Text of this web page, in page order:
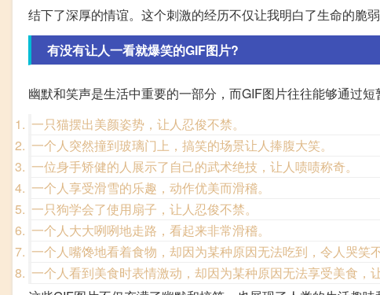
结下了深厚的情谊。这个刺激的经历不仅让我明白了生命的脆
有没有让人一看就爆笑的GIF图片?
幽默和笑声是生活中重要的一部分，而GIF图片往往能够通过
一只猫摆出美颜姿势，让人忍俊不禁。
一个人突然撞到玻璃门上，搞笑的场景让人捧腹大笑。
一位身手矫健的人展示了自己的武术绝技，让人啧啧称奇。
一个人享受滑雪的乐趣，动作优美而滑稽。
一只狗学会了使用扇子，让人忍俊不禁。
一个人大大咧咧地走路，看起来非常滑稽。
一个人嘴馋地看着食物，却因为某种原因无法吃到，令人哭笑不
一个人看到美食时表情激动，却因为某种原因无法享受美食，